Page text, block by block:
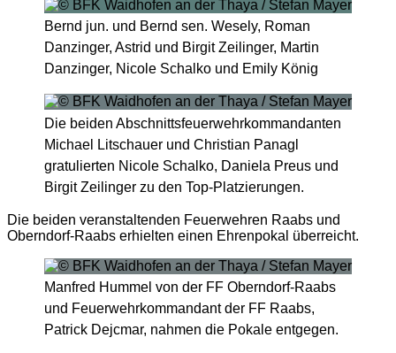
Bernd jun. und Bernd sen. Wesely, Roman
Danzinger, Astrid und Birgit Zeilinger, Martin
Danzinger, Nicole Schalko und Emily König
Die beiden Abschnittsfeuerwehrkommandanten
Michael Litschauer und Christian Panagl
gratulierten Nicole Schalko, Daniela Preus und
Birgit Zeilinger zu den Top-Platzierungen.
Die beiden veranstaltenden Feuerwehren Raabs und
Oberndorf-Raabs erhielten einen Ehrenpokal überreicht.
Manfred Hummel von der FF Oberndorf-Raabs
und Feuerwehrkommandant der FF Raabs,
Patrick Dejcmar, nahmen die Pokale entgegen.